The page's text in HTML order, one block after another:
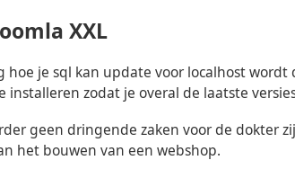
XXL
hoe je sql kan update voor localhost
installeren zodat je overal de laatste
geen dringende zaken voor de dokter
het bouwen van een webshop.